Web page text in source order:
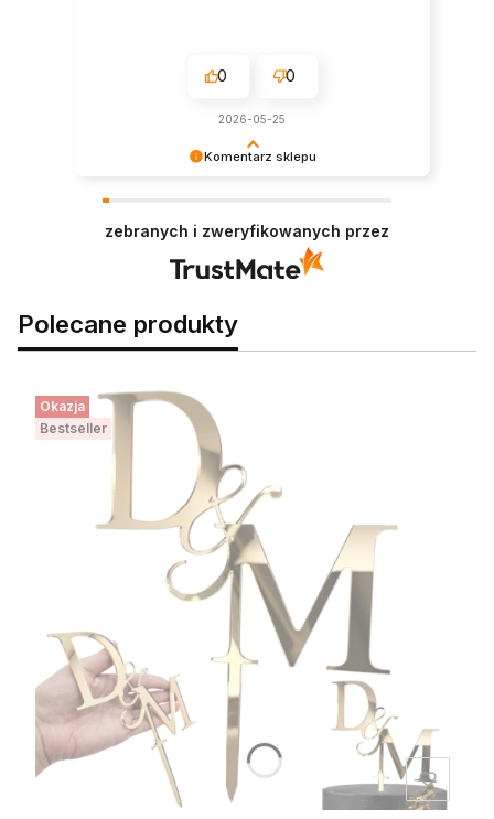
Komentarz sklepu
0 0
2026-05-25
zebranych i zweryfikowanych przez
Polecane produkty
Okazja
Bestseller